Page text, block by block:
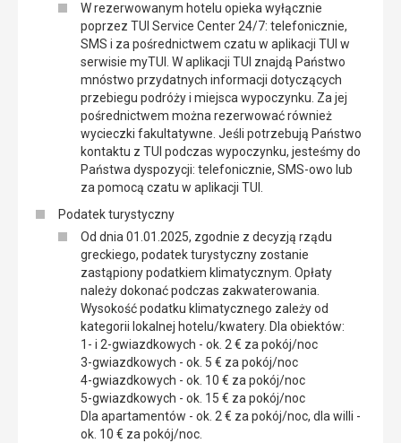
W rezerwowanym hotelu opieka wyłącznie
poprzez TUI Service Center 24/7: telefonicznie,
SMS i za pośrednictwem czatu w aplikacji TUI w
serwisie myTUI. W aplikacji TUI znajdą Państwo
mnóstwo przydatnych informacji dotyczących
przebiegu podróży i miejsca wypoczynku. Za jej
pośrednictwem można rezerwować również
wycieczki fakultatywne. Jeśli potrzebują Państwo
kontaktu z TUI podczas wypoczynku, jesteśmy do
Państwa dyspozycji: telefonicznie, SMS-owo lub
za pomocą czatu w aplikacji TUI.
Podatek turystyczny
Od dnia 01.01.2025, zgodnie z decyzją rządu
greckiego, podatek turystyczny zostanie
zastąpiony podatkiem klimatycznym. Opłaty
należy dokonać podczas zakwaterowania.
Wysokość podatku klimatycznego zależy od
kategorii lokalnej hotelu/kwatery. Dla obiektów:
1- i 2-gwiazdkowych - ok. 2 € za pokój/noc
3-gwiazdkowych - ok. 5 € za pokój/noc
4-gwiazdkowych - ok. 10 € za pokój/noc
5-gwiazdkowych - ok. 15 € za pokój/noc
Dla apartamentów - ok. 2 € za pokój/noc, dla willi -
ok. 10 € za pokój/noc.